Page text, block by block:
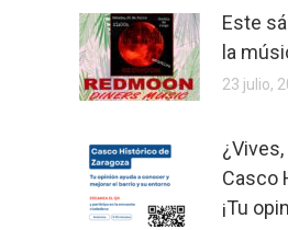
Este
la
23 julio,
Casco
¡Tu